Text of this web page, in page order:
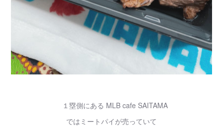
１塁側にある MLB cafe SAITAMA
ではミートパイが売っていて